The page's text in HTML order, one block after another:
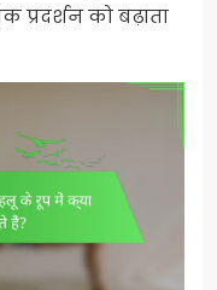
प्रदर्शन को बढ़ाता